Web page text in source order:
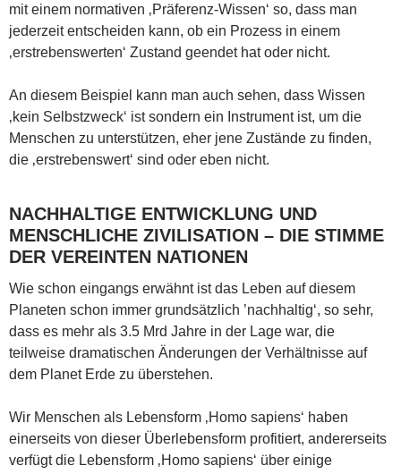
mit einem normativen ‚Präferenz-Wissen‘ so, dass man
jederzeit entscheiden kann, ob ein Prozess in einem
‚erstrebenswerten‘ Zustand geendet hat oder nicht.
An diesem Beispiel kann man auch sehen, dass Wissen
‚kein Selbstzweck‘ ist sondern ein Instrument ist, um die
Menschen zu unterstützen, eher jene Zustände zu finden,
die ‚erstrebenswert‘ sind oder eben nicht.
NACHHALTIGE ENTWICKLUNG UND
MENSCHLICHE ZIVILISATION – DIE STIMME
DER VEREINTEN NATIONEN
Wie schon eingangs erwähnt ist das Leben auf diesem
Planeten schon immer grundsätzlich ’nachhaltig‘, so sehr,
dass es mehr als 3.5 Mrd Jahre in der Lage war, die
teilweise dramatischen Änderungen der Verhältnisse auf
dem Planet Erde zu überstehen.
Wir Menschen als Lebensform ‚Homo sapiens‘ haben
einerseits von dieser Überlebensform profitiert, andererseits
verfügt die Lebensform ‚Homo sapiens‘ über einige